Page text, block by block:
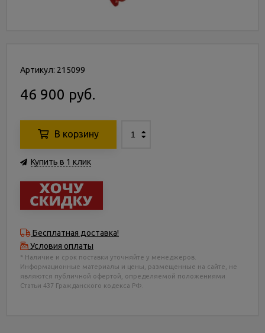
Артикул: 215099
46 900 руб.
В корзину
Купить в 1 клик
Бесплатная доставка!
Условия оплаты
* Наличие и срок поставки уточняйте у менеджеров.
Информационные материалы и цены, размещенные на сайте, не
являются публичной офертой, определяемой положениями
Статьи 437 Гражданского кодекса РФ.